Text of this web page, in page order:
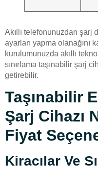
Akıllı telefonunuzdan şarj
ayarları yapma olanağını
kurulumunuzda akıllı
sınırlama taşınabilir şarj
getirebilir.
Taşınabilir
Şarj Cihazı
Fiyat
Kiracılar Ve